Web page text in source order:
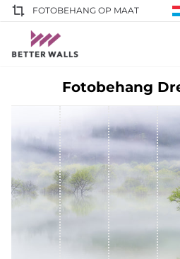
FOTOBEHANG OP MAAT
Fotobehang